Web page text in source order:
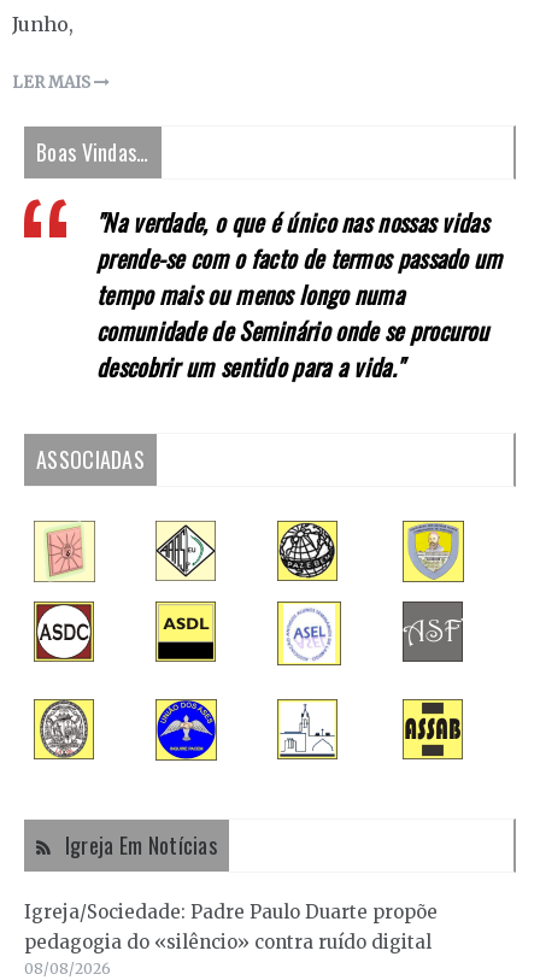
Junho,
LER MAIS
Boas Vindas…
"Na verdade, o que é único nas nossas vidas
prende-se com o facto de termos passado um
tempo mais ou menos longo numa
comunidade de Seminário onde se procurou
descobrir um sentido para a vida."
ASSOCIADAS
Igreja Em Notícias
Igreja/Sociedade: Padre Paulo Duarte propõe
pedagogia do «silêncio» contra ruído digital
08/08/2026